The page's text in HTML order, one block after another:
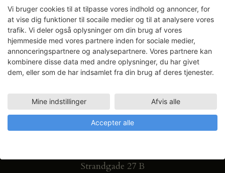
Strandgade 27 B
Vi bruger cookies til at tilpasse vores indhold og annoncer, for
at vise dig funktioner til socaile medier og til at analysere vores
trafik. Vi deler også oplysninger om din brug af vores
hjemmeside med vores partnere inden for sociale medier,
annonceringspartnere og analysepartnere. Vores partnere kan
kombinere disse data med andre oplysninger, du har givet
dem, eller som de har indsamlet fra din brug af deres tjenester.
Mine indstillinger Afvis alle
Accepter alle